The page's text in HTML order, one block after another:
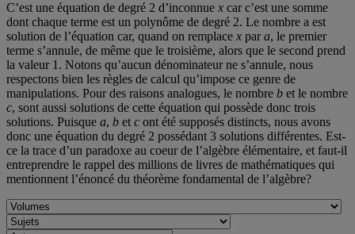
C’est une équation de degré 2 d’inconnue x car c’est une somme
dont chaque terme est un polynôme de degré 2. Le nombre a est
solution de l’équation car, quand on remplace x para, le premier
terme s’annule, de même que le troisième, alors que le second prend
la valeur 1. Notons qu’aucun dénominateur ne s’annule, nous
respectons bien les règles de calcul qu’impose ce genre de
manipulations. Pour des raisons analogues, le nombre b et le nombre
c, sont aussi solutions de cette équation qui possède donc trois
solutions. Puisque a, b et c ont été supposés distincts, nous avons
donc une équation du degré 2 possédant 3 solutions différentes. Est-
ce la trace d’un paradoxe au coeur de l’algèbre élémentaire, et faut-il
entreprendre le rappel des millions de livres de mathématiques qui
mentionnent l’énoncé du théorème fondamental de l’algèbre?